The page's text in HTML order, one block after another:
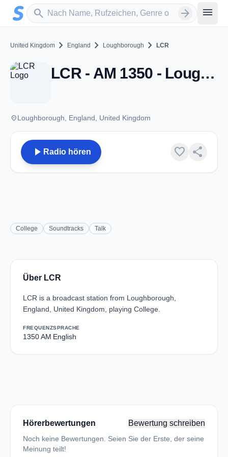
Zum Hauptinhalt springen
search
Sender suchen arrow_forward menu
United Kingdom chevron_right England chevron_right Loughborough chevron_right LCR
LCR - AM 1350 - Loughborough
placeLoughborough, England, United Kingdom
play_arrow Radio hören favorite share
College Soundtracks Talk
Über LCR
LCR is a broadcast station from Loughborough,
England, United Kingdom, playing College.
FREQUENZ
1350 AM
SPRACHE
English
Hörerbewertungen Bewertung schreiben
Noch keine Bewertungen. Seien Sie der Erste, der seine
Meinung teilt!